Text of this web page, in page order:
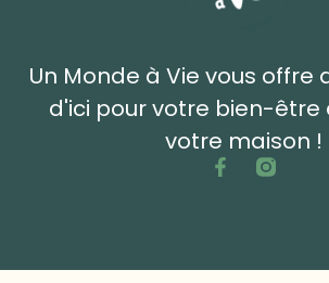
Un Monde à Vie vous offre
d'ici pour votre bien-être
votre maison !